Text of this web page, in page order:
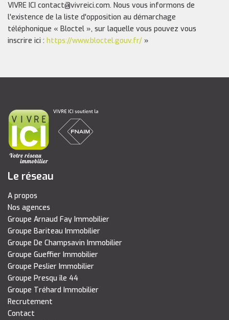
VIVRE ICI contact@vivreici.com. Nous vous informons de
l'existence de la liste d'opposition au démarchage
téléphonique « Bloctel », sur laquelle vous pouvez vous
inscrire ici : https://www.bloctel.gouv.fr/ »
Le réseau
A propos
Nos agences
Groupe Arnaud Fay Immobilier
Groupe Bariteau Immobilier
Groupe De Champsavin Immobilier
Groupe Gueffier Immobilier
Groupe Peslier Immobilier
Groupe Presqu île 44
Groupe Tréhard Immobilier
Recrutement
Contact